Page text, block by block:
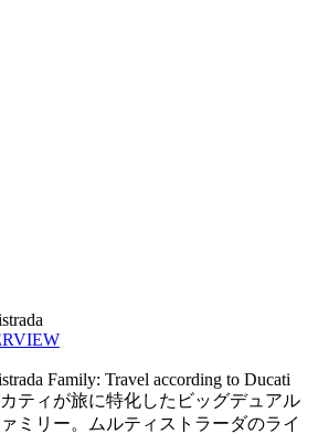
Family: Travel according to Ducati
カティが旅に特化したビッグデュアル
ミリー。ムルティストラーダのライ